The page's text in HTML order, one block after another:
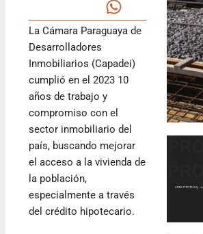
La Cámara Paraguaya de
Desarrolladores
Inmobiliarios (Capadei)
cumplió en el 2023 10
años de trabajo y
compromiso con el
sector inmobiliario del
país, buscando mejorar
el acceso a la vivienda de
la población,
especialmente a través
del crédito hipotecario.